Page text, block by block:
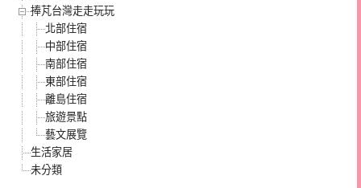
捧芃台灣走走玩玩
北部住宿
中部住宿
南部住宿
東部住宿
離島住宿
旅遊景點
藝文展覽
生活家居
未分類